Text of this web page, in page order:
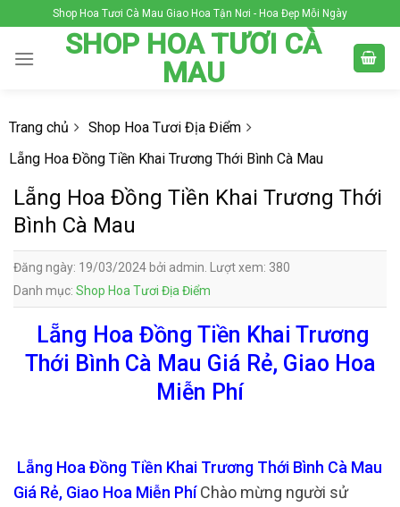
to
content
Shop Hoa Tươi Cà Mau Giao Hoa Tận Nơi - Hoa Đẹp Mỗi Ngày
SHOP HOA TƯƠI CÀ
MAU
Trang chủ
Shop Hoa Tươi Địa Điểm
Lẵng Hoa Đồng Tiền Khai Trương Thới Bình Cà Mau
Lẵng Hoa Đồng Tiền Khai Trương Thới
Bình Cà Mau
Đăng ngày: 19/03/2024 bởi admin. Lượt xem: 380
Danh mục: Shop Hoa Tươi Địa Điểm
Lẵng Hoa Đồng Tiền Khai Trương
Thới Bình Cà Mau Giá Rẻ, Giao Hoa
Miễn Phí
Lẵng Hoa Đồng Tiền Khai Trương Thới Bình Cà Mau
Giá Rẻ, Giao Hoa Miễn PhíChào mừng người sử